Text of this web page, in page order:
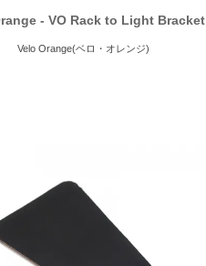
- VO Rack to Light Bracket
Velo Orange(ベロ・オレンジ)